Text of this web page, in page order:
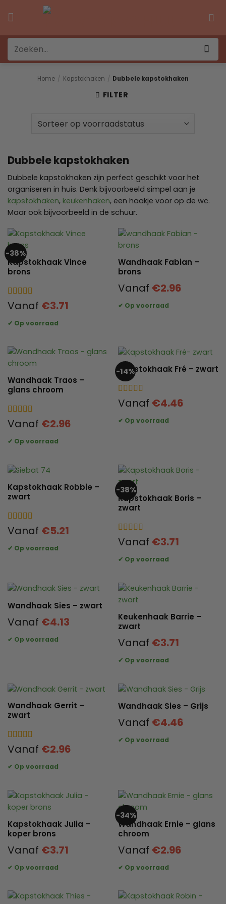
naar
naar:
Home / Kapstokhaken / Dubbele kapstokhaken
FILTER
Dubbele kapstokhaken
Dubbele kapstokhaken zijn perfect geschikt voor het
organiseren in huis. Denk bijvoorbeeld simpel aan je
kapstokhaken, keukenhaken, een haakje voor op de wc.
Maar ook bijvoorbeeld in de schuur.
-38%
Kapstokhaak Vince
brons
Gewaardeerd
5uit 5
Vanaf €3.71
Wandhaak Fabian –
brons
Vanaf €2.96
Wandhaak Traos –
glans chroom
Gewaardeerd
5uit 5
Vanaf €2.96
-14%
Kapstokhaak Fré – zwart
Gewaardeerd
4.33 uit 5
Vanaf €4.46
Kapstokhaak Robbie –
zwart
Gewaardeerd
4.67 uit 5
Vanaf €5.21
-38%
Kapstokhaak Boris –
zwart
Gewaardeerd
4.57 uit 5
Vanaf €3.71
Wandhaak Sies – zwart
Vanaf €4.13
Keukenhaak Barrie –
zwart
Vanaf €3.71
Wandhaak Gerrit –
zwart
Gewaardeerd
4.6uit 5
Vanaf €2.96
Wandhaak Sies – Grijs
Vanaf €4.46
Kapstokhaak Julia –
koper brons
Vanaf €3.71
-34%
Wandhaak Ernie – glans
chroom
Vanaf €2.96